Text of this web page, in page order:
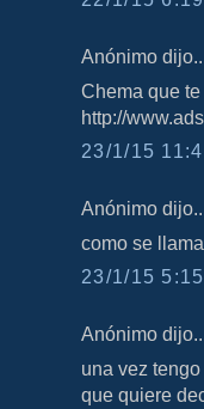
Anónimo
Chema que
http://
23/1/15
Anónimo
como se
23/1/15
Anónimo
una vez
que quiere